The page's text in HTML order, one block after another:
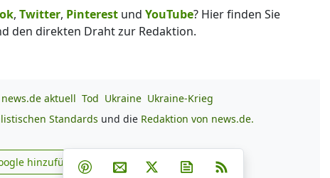
, Twitter, Pinterest und YouTube? Hier finden Sie
den direkten Draht zur Redaktion.
news.de aktuell Tod Ukraine Ukraine-Krieg
Standards und die Redaktion von news.de.
zu Google hinzufügen
hinzufügen Teilen auf Facebook
Teilen auf Whatsapp
Teilen auf Telegram
Teilen auf Pinterest
Per E-Mail teilen
Post auf XNewsletter abonnieren